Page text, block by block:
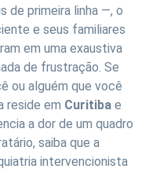
de primeira linha —, o
e seus familiares
em uma exaustiva
de frustração. Se
ou alguém que você
reside em Curitiba e
a dor de um quadro
saiba que a
intervencionista